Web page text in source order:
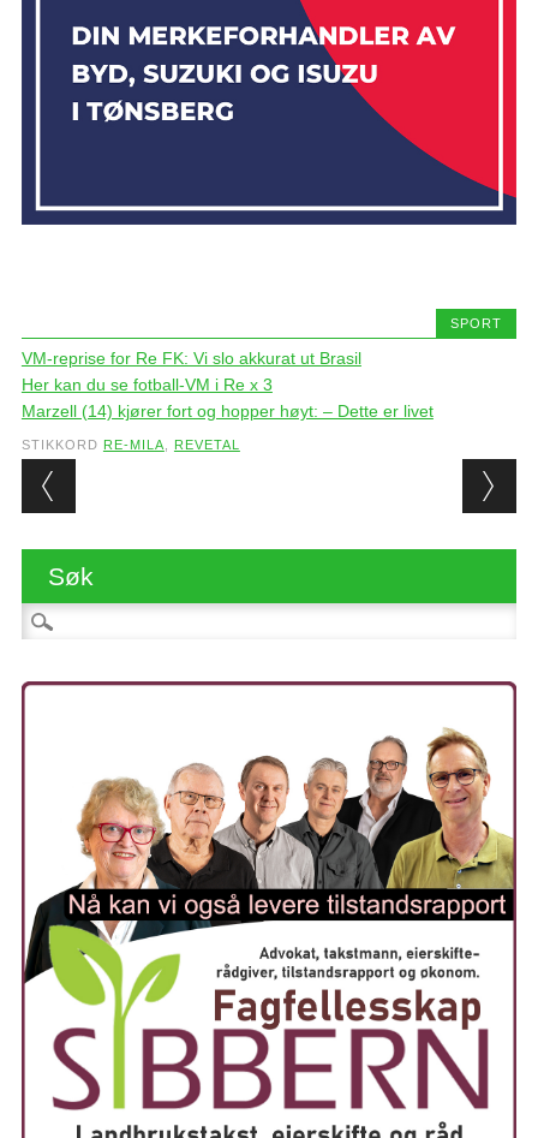
SPORT
VM-reprise for Re FK: Vi slo akkurat ut Brasil
Her kan du se fotball-VM i Re x 3
Marzell (14) kjører fort og hopper høyt: – Dette er livet
STIKKORD RE-MILA REVETAL
Post navigation
Søk
Søk etter: